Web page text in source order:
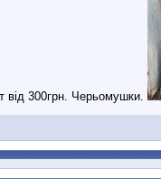
від 300грн. Черьомушки.